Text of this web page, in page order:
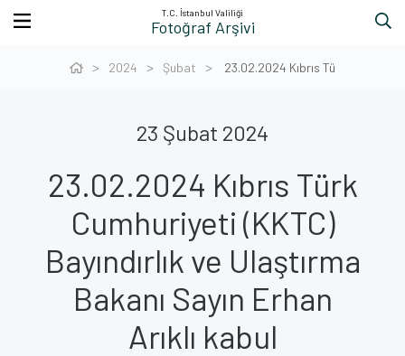
T.C. İstanbul Valiliği
Fotoğraf Arşivi
2024 Şubat 23.02.2024 Kıbrıs Tü
23 Şubat 2024
23.02.2024 Kıbrıs Türk
Cumhuriyeti (KKTC)
Bayındırlık ve Ulaştırma
Bakanı Sayın Erhan
Arıklı kabul